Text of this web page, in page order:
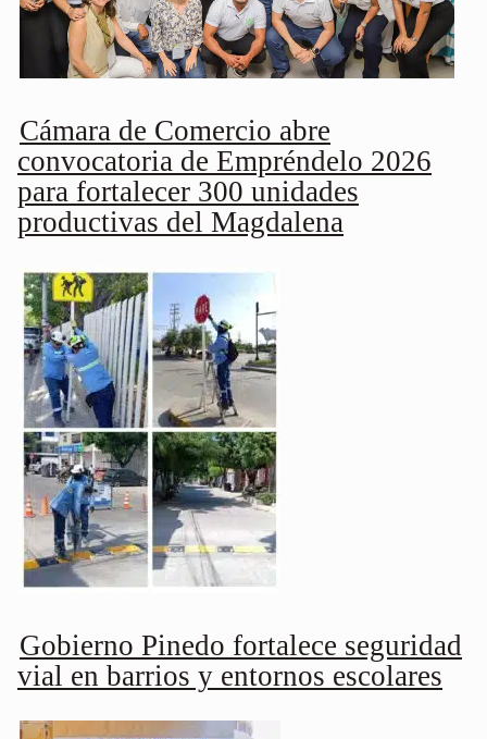
Cámara de Comercio abre
convocatoria de Empréndelo 2026
para fortalecer 300 unidades
productivas del Magdalena
Gobierno Pinedo fortalece seguridad
vial en barrios y entornos escolares